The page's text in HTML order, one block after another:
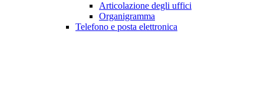
Articolazione degli uffici
Organigramma
Telefono e posta elettronica